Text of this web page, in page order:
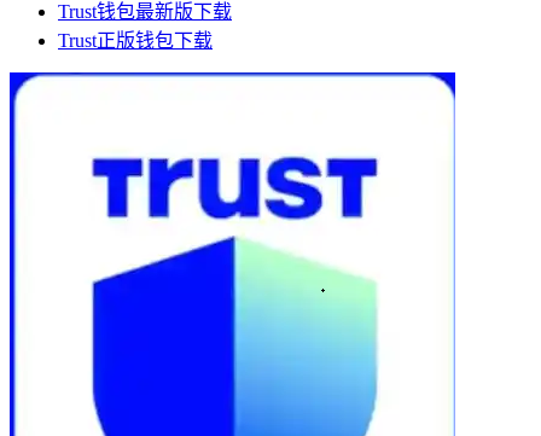
Trust钱包最新版下载
Trust正版钱包下载